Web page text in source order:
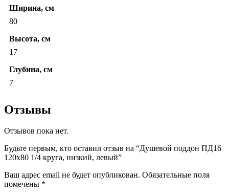
Ширина, см
80
Высота, см
17
Глубина, см
7
Отзывы
Отзывов пока нет.
Будьте первым, кто оставил отзыв на “Душевой поддон ПД16
120х80 1/4 круга, низкий, левый”
Ваш адрес email не будет опубликован. Обязательные поля
помечены *